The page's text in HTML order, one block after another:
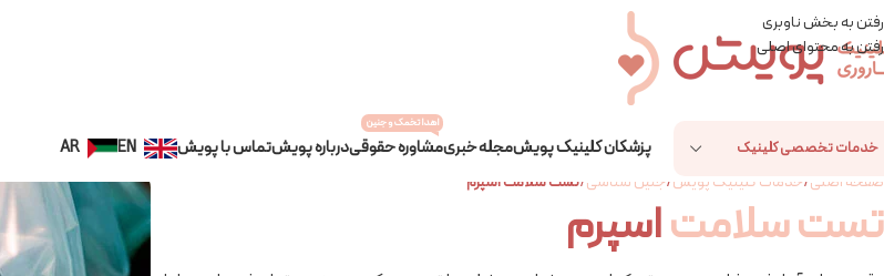
رفتن به بخش ناوبری
رفتن به محتوای اصلی
خدمات تخصصی کلینیک پزشکان کلینیک پویشمجله خبریمشاوره حقوقی
اهدا تخمک و جنین
درباره پویشتماس با پویش EN
AR
صفحه اصلی/خدمات کلینیک پویش/جنین شناسی/تست سلامت اسپرم
تست سلامتاسپرم